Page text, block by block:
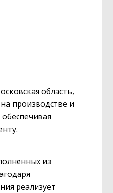
область,
производстве и
из
реализует